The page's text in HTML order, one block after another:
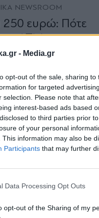
- Media.gr
opt-out of the sale, sharing
for targeted
selection. Please note that
interest-based ads based
to third parties prior
of your personal
This information may also be
Participants that may further
Data Processing Opt Outs
opt-out of the Sharing of my
NEWSROOM
250 ευρώ: Πότε
ΑΤΜ και ποιοι
για το 2025
06.11.2025 08:08